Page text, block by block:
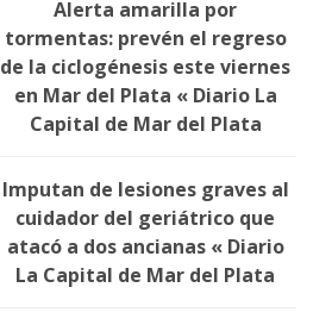
Alerta amarilla por
tormentas: prevén el regreso
de la ciclogénesis este viernes
en Mar del Plata « Diario La
Capital de Mar del Plata
Imputan de lesiones graves al
cuidador del geriátrico que
atacó a dos ancianas « Diario
La Capital de Mar del Plata